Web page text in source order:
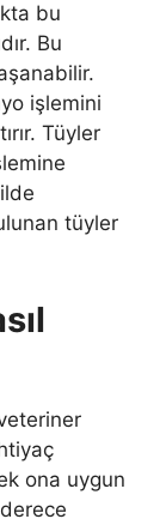
bu
Bu
işlemini
Tüyler
tüyler
ona uygun